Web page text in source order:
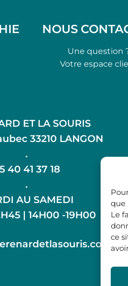
que
Le
ce
NOUS
Une question
Votre espace
ET LA SOURIS
33210 LANGON
.
40 41 37 18
.
AU SAMEDI
| 14H00 -19H00